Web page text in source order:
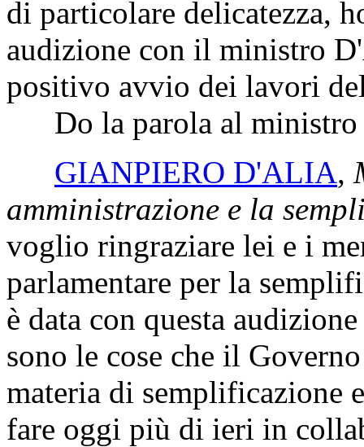
di particolare delicatezza,
audizione con il ministro
positivo avvio dei lavori
Do la parola al ministro
GIANPIERO D'ALIA,
amministrazione e la
voglio ringraziare lei e i
parlamentare per la
è data con questa
sono le cose che il
materia di semplificazione
fare oggi più di ieri in